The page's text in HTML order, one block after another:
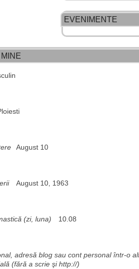
EVENIMENTE
August 10
August 10, 1963
(zi, luna) 10.08
adresă blog sau cont personal într-o
(fără a scrie şi http://)